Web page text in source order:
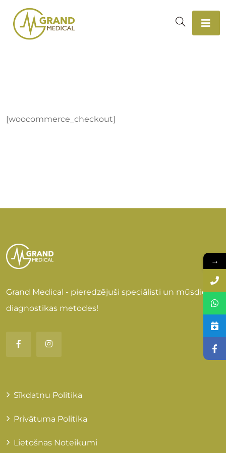
[woocommerce_checkout]
Grand Medical - pieredzējuši speciālisti un mūsdienu
diagnostikas metodes!
Sīkdatņu Politika
Privātuma Politika
Lietošnas Noteikumi
→